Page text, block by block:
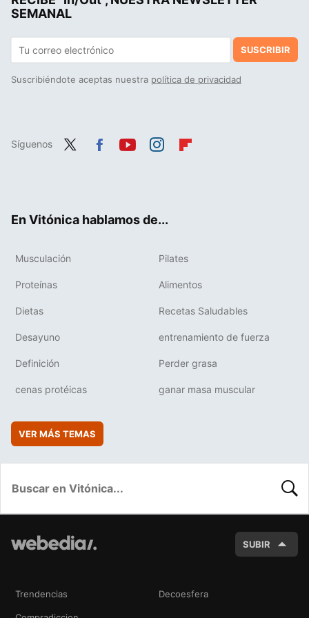
SEMANAL
SUSCRIBIR
Suscribiéndote aceptas nuestra política de privacidad
Síguenos
En Vitónica hablamos de...
Musculación Pilates
Proteínas Alimentos
Dietas Recetas Saludables
Desayuno entrenamiento de fuerza
Definición Perder grasa
cenas protéicas ganar masa muscular
VER MÁS TEMAS
SUBIR
Trendencias Decoesfera